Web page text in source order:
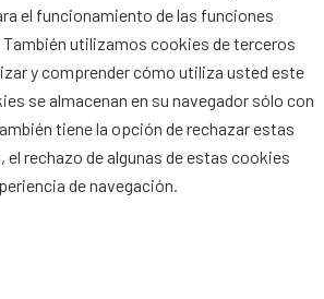
el funcionamiento de las funciones
utilizamos cookies de terceros
y comprender cómo utiliza usted este
se almacenan en su navegador sólo con
tiene la opción de rechazar estas
el rechazo de algunas de estas cookies
de navegación.